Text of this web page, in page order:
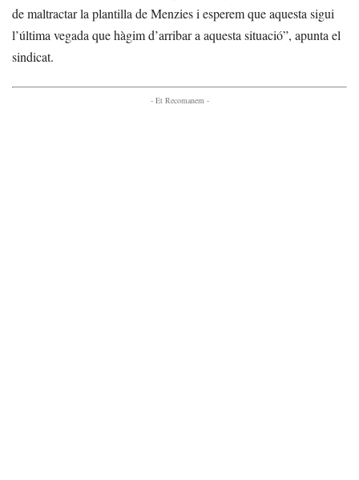
de maltractar la plantilla de Menzies i esperem que aquesta sigui
l’última vegada que hàgim d’arribar a aquesta situació”, apunta el
sindicat.
- Et Recomanem -